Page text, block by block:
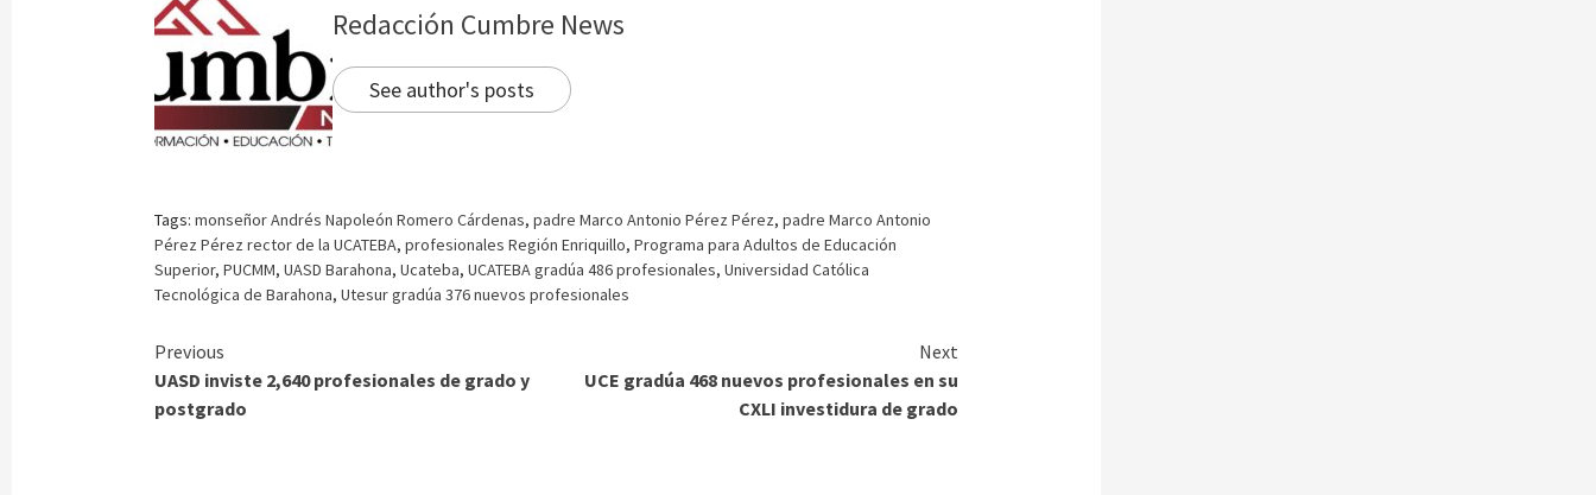
Redacción Cumbre News
See author's posts
Tags:monseñor Andrés Napoleón Romero Cárdenas,padre Marco Antonio Pérez Pérez,padre Marco Antonio
Pérez Pérez rector de la UCATEBA,profesionales Región Enriquillo,Programa para Adultos de Educación
Superior,PUCMM,UASD Barahona,Ucateba,UCATEBA gradúa 486 profesionales,Universidad Católica
Tecnológica de Barahona,Utesur gradúa 376 nuevos profesionales
Continue
Reading
Previous
UASD inviste 2,640 profesionales de grado y
postgrado
Next
UCE gradúa 468 nuevos profesionales en su
CXLI investidura de grado